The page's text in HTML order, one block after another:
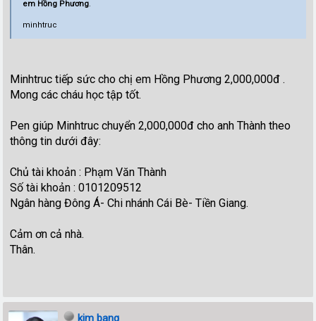
em Hồng Phương.
minhtruc
Minhtruc tiếp sức cho chị em Hồng Phương 2,000,000đ .
Mong các cháu học tập tốt.
Pen giúp Minhtruc chuyển 2,000,000đ cho anh Thành theo
thông tin dưới đây:
Chủ tài khoản : Phạm Văn Thành
Số tài khoản : 0101209512
Ngân hàng Đông Á- Chi nhánh Cái Bè- Tiền Giang.
Cảm ơn cả nhà.
Thân.